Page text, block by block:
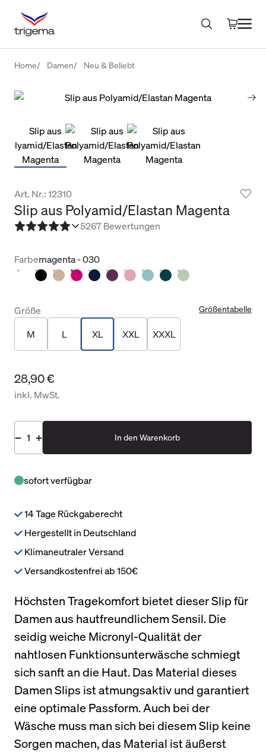
Home Damen Neu & Beliebt
Art. Nr.: 12310
Slip aus Polyamid/Elastan Magenta
5267 Bewertungen
Farbemagenta - 030
Größe Größentabelle
M L XL XXL XXXL
28,90 €
inkl. MwSt.
In den Warenkorb
sofort verfügbar
14 Tage Rückgaberecht
Hergestellt in Deutschland
Klimaneutraler Versand
Versandkostenfrei ab 150€
Höchsten Tragekomfort bietet dieser Slip für
Damen aus hautfreundlichem Sensil. Die
seidig weiche Micronyl-Qualität der
nahtlosen Funktionsunterwäsche schmiegt
sich sanft an die Haut. Das Material dieses
Damen Slips ist atmungsaktiv und garantiert
eine optimale Passform. Auch bei der
Wäsche muss man sich bei diesem Slip keine
Sorgen machen, das Material ist äußerst